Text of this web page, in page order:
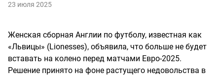
23 июля 2025
Женская сборная Англии по футболу, известная как
«Львицы» (Lionesses), объявила, что больше не будет
вставать на колено перед матчами Евро-2025.
Решение принято на фоне растущего недовольства в